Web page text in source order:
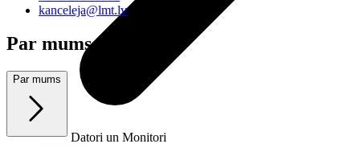
Datori un Monitori
kanceleja@lmt.lv
Par mums
Par mums